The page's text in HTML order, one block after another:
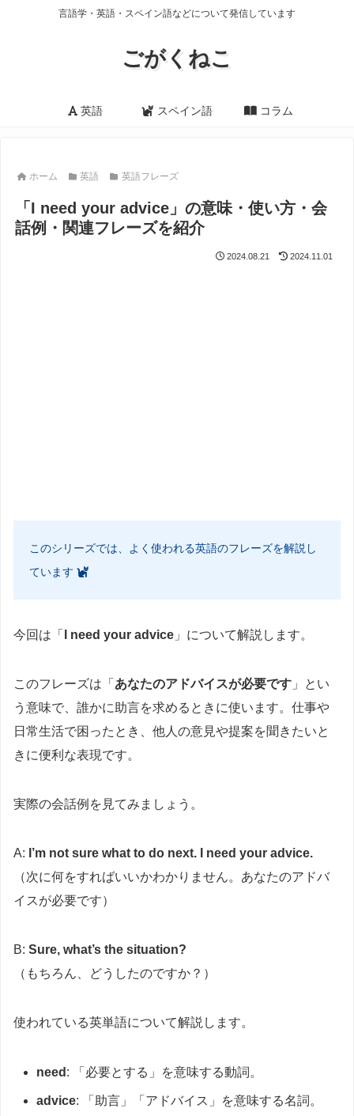
言語学・英語・スペイン語などについて発信しています
ごがくねこ
英語 スペイン語 コラム
ホーム 英語 英語フレーズ
「I need your advice」の意味・使い方・会
話例・関連フレーズを紹介
2024.08.21 2024.11.01
このシリーズでは、よく使われる英語のフレーズを解説し
ています
今回は「 I need your advice 」について解説します。
このフレーズは「 あなたのアドバイスが必要です 」とい
う意味で、誰かに助言を求めるときに使います。仕事や
日常生活で困ったとき、他人の意見や提案を聞きたいと
きに便利な表現です。
実際の会話例を見てみましょう。
A: I’m not sure what to do next. I need your advice.
（次に何をすればいいかわかりません。あなたのアドバ
イスが必要です）
B: Sure, what’s the situation?
（もちろん、どうしたのですか？）
使われている英単語について解説します。
need : 「必要とする」を意味する動詞。
advice: 「助言」「アドバイス」を意味する名詞。